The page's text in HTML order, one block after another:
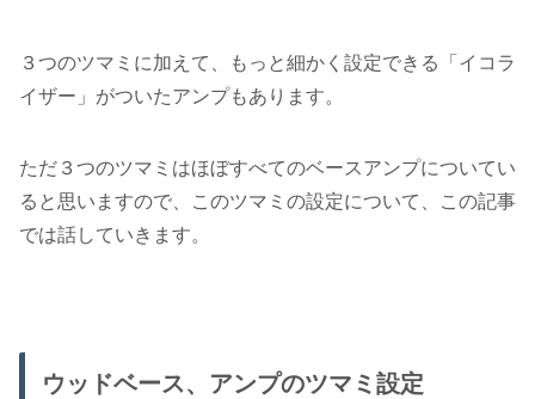
３つのツマミに加えて、もっと細かく設定できる「イコラ
イザー」がついたアンプもあります。
ただ３つのツマミはほぼすべてのベースアンプについてい
ると思いますので、このツマミの設定について、この記事
では話していきます。
ウッドベース、アンプのツマミ設定